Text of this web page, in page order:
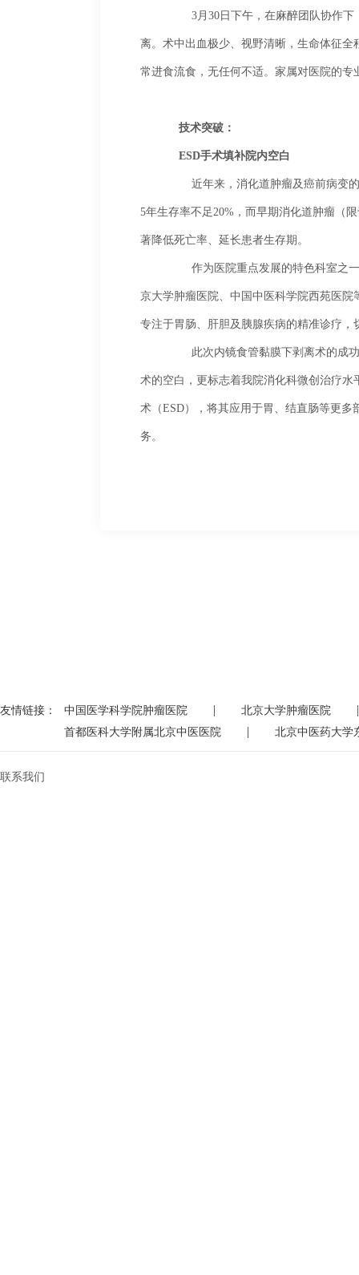
离。术中出血极少、视野清晰，生命体征
常进食流食，无任何不适。家属对医院的
技术突破：
ESD手术填补院内空白
5年生存率不足20%，而早期消化道肿瘤（
著降低死亡率、延长患者生存期。
京大学肿瘤医院、中国中医科学院西苑医
专注于胃肠、肝胆及胰腺疾病的精准诊疗，
术的空白，更标志着我院消化科微创治疗
术（ESD），将其应用于胃、结直肠等更
务。
友情链接： 中国医学科学院肿瘤医院 | 北京大学肿瘤医院 |
首都医科大学附属北京中医医院 | 北京中医药大学
联系我们